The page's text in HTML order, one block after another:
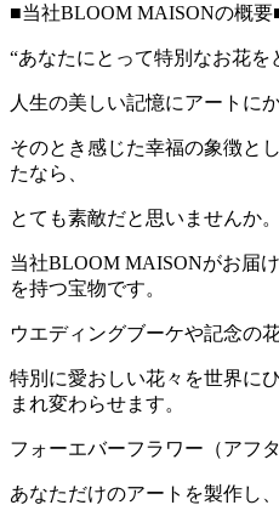
■当社BLOOM MAISONの概要
“あなたにとって特別なお花
人生の美しい記憶にアートに
そのとき感じた幸福の象徴と
たなら、
とても素敵だと思いませんか。
当社BLOOM MAISONがお届
を持つ宝物です。
ウエディングブーケや記念の花
特別に愛おしい花々を世界に
まれ変わらせます。
フォーエバーフラワー（アフ
あなただけのアートを製作し